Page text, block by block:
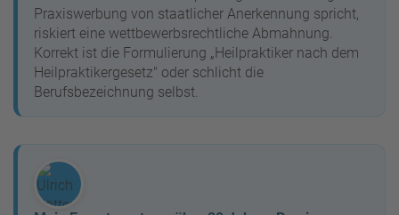
Praxiswerbung von staatlicher Anerkennung spricht,
riskiert eine wettbewerbsrechtliche Abmahnung.
Korrekt ist die Formulierung „Heilpraktiker nach dem
Heilpraktikergesetz" oder schlicht die
Berufsbezeichnung selbst.